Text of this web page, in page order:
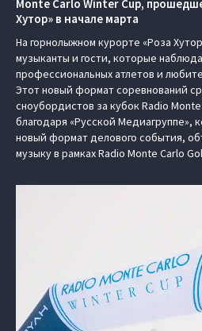
Monte Carlo Winter Cup,
Хутор» в начале марта
На горнолыжном курорте «Роза
музыканты и гости, которые
профессиональных атлетов и
Этот новый формат соревнований
сноубордистов за кубок Radio
благодаря «Русской Медиагруппе»,
новый формат делового события,
музыку в рамках Radio Monte Carlo